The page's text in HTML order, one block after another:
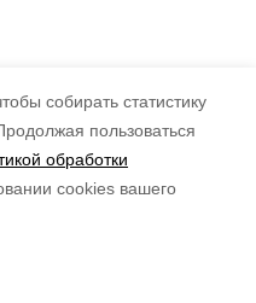
собирать статистику
пользоваться
обработки
cookies вашего